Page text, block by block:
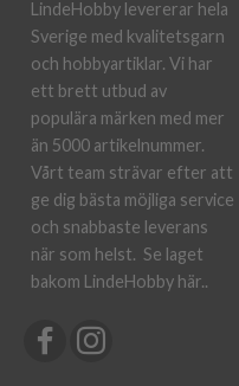
LindeHobby levererar hela
Sverige med kvalitetsgarn
och hobbyartiklar. Vi har
ett brett utbud av
populära märken med mer
än 5000 artikelnummer.
Vårt team strävar efter att
ge dig bästa möjliga service
och snabbaste leverans
när som helst. Se laget
bakom LindeHobby här..